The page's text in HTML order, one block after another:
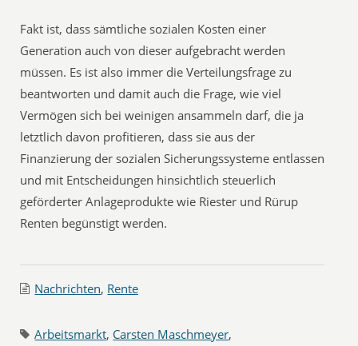
Fakt ist, dass sämtliche sozialen Kosten einer
Generation auch von dieser aufgebracht werden
müssen. Es ist also immer die Verteilungsfrage zu
beantworten und damit auch die Frage, wie viel
Vermögen sich bei weinigen ansammeln darf, die ja
letztlich davon profitieren, dass sie aus der
Finanzierung der sozialen Sicherungssysteme entlassen
und mit Entscheidungen hinsichtlich steuerlich
geförderter Anlageprodukte wie Riester und Rürup
Renten begünstigt werden.
Nachrichten, Rente
Arbeitsmarkt, Carsten Maschmeyer,